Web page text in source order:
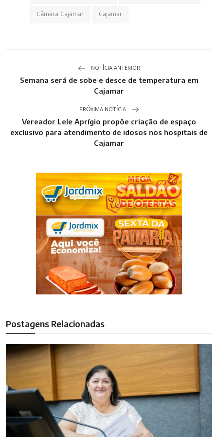
Câmara Cajamar
Cajamar
NOTÍCIA ANTERIOR
Semana será de sobe e desce de temperatura em
Cajamar
PRÓXIMA NOTÍCIA
Vereador Lele Aprígio propõe criação de espaço
exclusivo para atendimento de idosos nos hospitais de
Cajamar
Postagens Relacionadas